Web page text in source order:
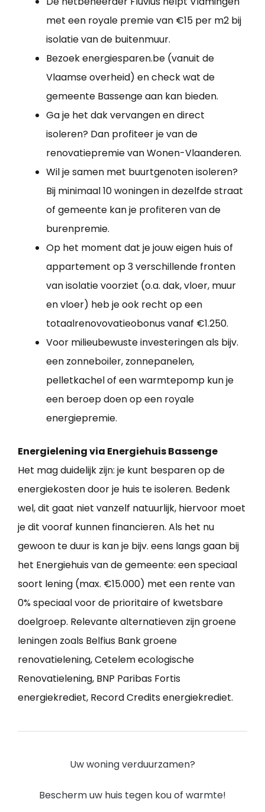
met een royale premie van €15 per m2 bij
isolatie van de buitenmuur.
Bezoek energiesparen.be (vanuit de
Vlaamse overheid) en check wat de
gemeente Bassenge aan kan bieden.
Ga je het dak vervangen en direct
isoleren? Dan profiteer je van de
renovatiepremie van Wonen-Vlaanderen.
Wil je samen met buurtgenoten isoleren?
Bij minimaal 10 woningen in dezelfde straat
of gemeente kan je profiteren van de
burenpremie.
Op het moment dat je jouw eigen huis of
appartement op 3 verschillende fronten
van isolatie voorziet (o.a. dak, vloer, muur
en vloer) heb je ook recht op een
totaalrenovovatieobonus vanaf €1.250.
Voor milieubewuste investeringen als bijv.
een zonneboiler, zonnepanelen,
pelletkachel of een warmtepomp kun je
een beroep doen op een royale
energiepremie.
Energielening via Energiehuis Bassenge
Het mag duidelijk zijn: je kunt besparen op de
energiekosten door je huis te isoleren. Bedenk
wel, dit gaat niet vanzelf natuurlijk, hiervoor moet
je dit vooraf kunnen financieren. Als het nu
gewoon te duur is kan je bijv. eens langs gaan bij
het Energiehuis van de gemeente: een speciaal
soort lening (max. €15.000) met een rente van
0% speciaal voor de prioritaire of kwetsbare
doelgroep. Relevante alternatieven zijn groene
leningen zoals Belfius Bank groene
renovatielening, Cetelem ecologische
Renovatielening, BNP Paribas Fortis
energiekrediet, Record Credits energiekrediet.
Uw woning verduurzamen?
Bescherm uw huis tegen kou of warmte!